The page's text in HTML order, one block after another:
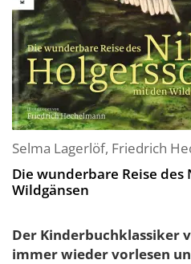
Selma Lagerlöf, Friedrich
Die wunderbare Reise
Wildgänsen
Der Kinderbuchklassiker
immer wieder vorlesen